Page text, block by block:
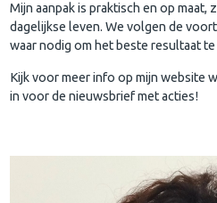
Mijn aanpak is praktisch en op
dagelijkse leven. We volgen de
waar nodig om het beste resultaat te
Kijk voor meer info op mijn website
in voor de nieuwsbrief met acties!